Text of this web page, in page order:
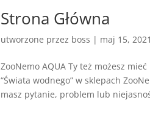
Strona Główna
utworzone przez boss | maj 15, 2021
ZooNemo AQUA Ty też możesz
“Świata wodnego” w sklepach
masz pytanie, problem lub